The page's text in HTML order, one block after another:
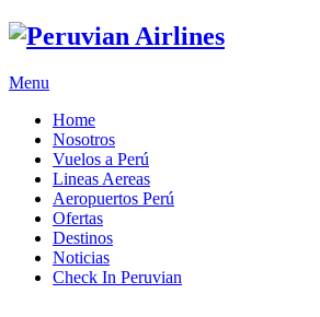
Menu
Home
Nosotros
Vuelos a Perú
Lineas Aereas
Aeropuertos Perú
Ofertas
Destinos
Noticias
Check In Peruvian